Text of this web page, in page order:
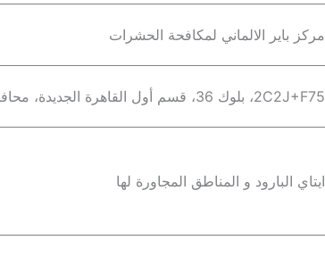
مركز باير الالماني لمكافحة الحشرات
2C2J+F75، بلوك 36، قسم أول القاهرة الجديدة، محافظة القاهرة‬ 4722521
ايتاي البارود و المناطق المجاورة لها